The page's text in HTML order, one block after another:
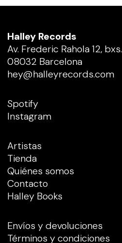
Halley Records
Av. Frederic Rahola 12, bxs.
08032 Barcelona
hey@halleyrecords.com
Spotify
Instagram
Artistas
Tienda
Quiénes somos
Contacto
Halley Books
Envíos y devoluciones
Términos y condiciones